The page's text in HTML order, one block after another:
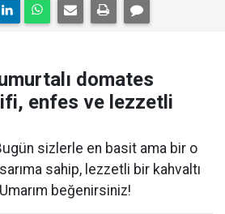
domates
enfes ve lezzetli
sizlerle en basit ama bir o
sahip, lezzetli bir kahvaltı
beğenirsiniz!